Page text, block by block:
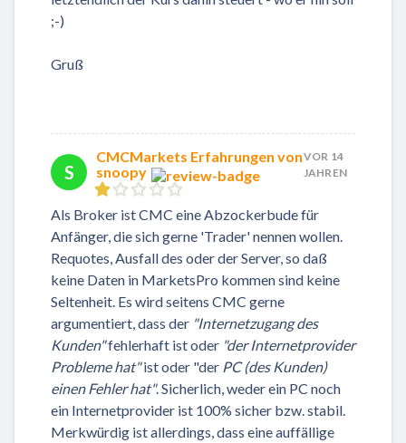
;-)
Gruß
S
CMCMarkets Erfahrungen von
snoopy
VOR 14
JAHREN
Als Broker ist CMC eine Abzockerbude für
Anfänger, die sich gerne 'Trader' nennen wollen.
Requotes, Ausfall des oder der Server, so daß
keine Daten in MarketsPro kommen sind keine
Seltenheit. Es wird seitens CMC gerne
argumentiert, dass der "Internetzugang des
Kunden"fehlerhaft ist oder "der Internetprovider
Probleme hat"ist oder "der PC (des Kunden)
einen Fehler hat". Sicherlich, weder ein PC noch
ein Internetprovider ist 100% sicher bzw. stabil.
Merkwürdig ist allerdings, dass eine auffällige